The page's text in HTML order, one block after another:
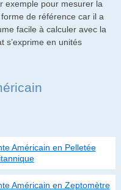
exemple pour mesurer la
de référence car il a
facile à calculer avec la
s’exprime en unités
Américain en Pelletée
Américain en Zeptomètre